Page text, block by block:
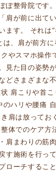
ぽ整骨院です
肩が前に出て
ます。 それは
、肩が前方
やスマホ操作
見た目の姿勢
どさまざまな
肩こりや首
ハリや腰痛
肩は放ってお
体でのケア方
肩まわりの筋
す施術を行っ
ローチするこ